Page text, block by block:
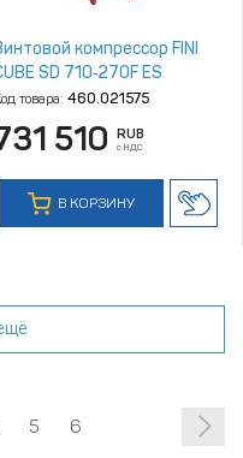
компрессор FINI
SD 710‑270F ES
товара: 460.021575
510 RUB
с НДС
В КОРЗИНУ
5 6